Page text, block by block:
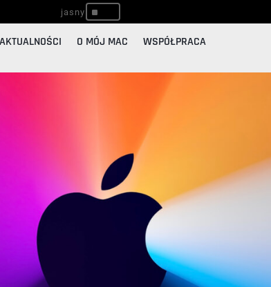
^
AKTUALNOŚCI O MÓJ MAC WSPÓŁPRACA